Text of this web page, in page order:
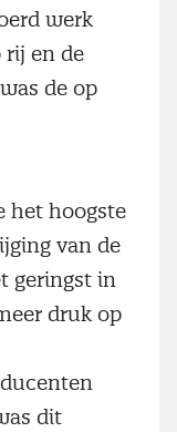
werk
rij en de
de op
het hoogste
van de
geringst in
druk op
dit